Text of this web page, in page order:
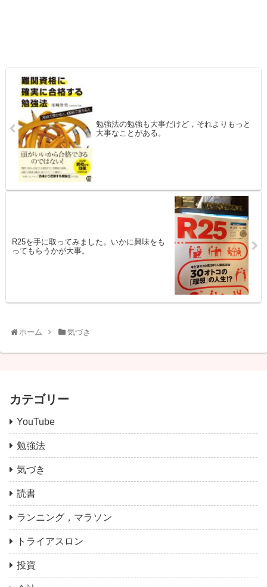
勉強法の勉強も大事だけど，それよりもっと
大事なことがある。
R25を手に取ってみました。いかに興味をも
ってもらうかが大事。
ホーム 気づき
カテゴリー
YouTube
勉強法
気づき
読書
ランニング，マラソン
トライアスロン
投資